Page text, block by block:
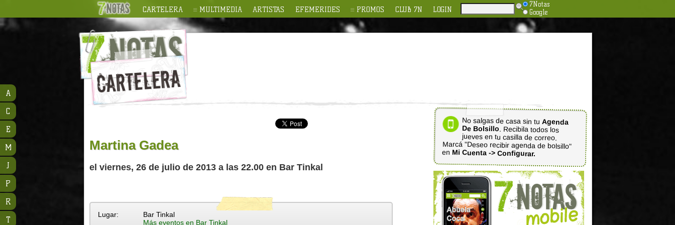
CARTELERA MULTIMEDIA ARTISTAS EFEMERIDES PROMOS CLUB 7N LOGIN
7Notas
Google
Martina Gadea
el viernes, 26 de julio de 2013 a las 22.00 en Bar Tinkal
Lugar:
Bar Tinkal
Más eventos en Bar Tinkal
No salgas de casa sin tu Agenda
De Bolsillo. Recibila todos los
jueves en tu casilla de correo.
Marcá "Deseo recibir agenda de bolsillo"
en Mi Cuenta -> Configurar.
A
C
E
M
J
P
R
T